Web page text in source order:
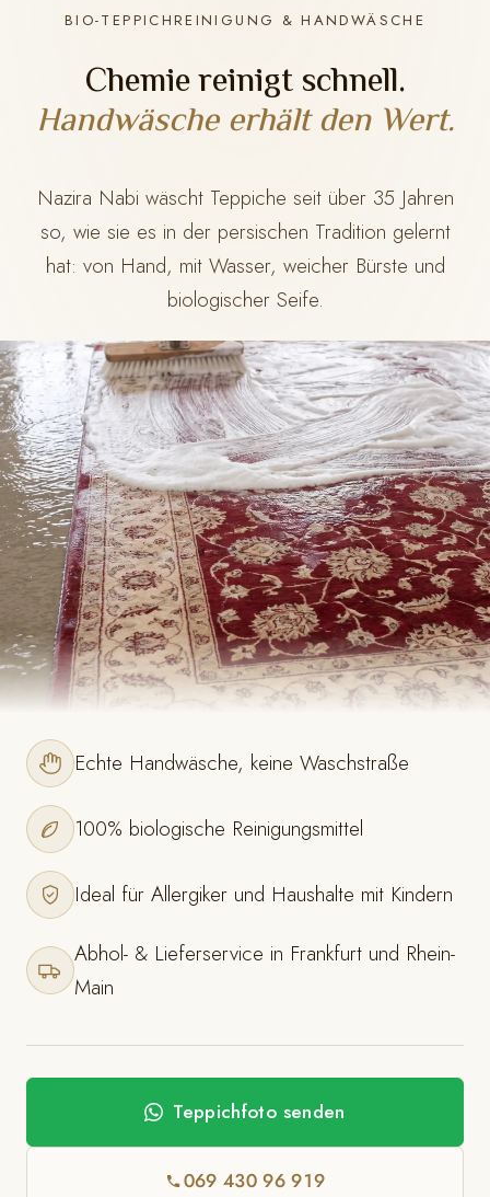
BIO-TEPPICHREINIGUNG & HANDWÄSCHE
Chemie reinigt schnell.
Handwäsche erhält den Wert.
Nazira Nabi wäscht Teppiche seit über 35 Jahren
so, wie sie es in der persischen Tradition gelernt
hat: von Hand, mit Wasser, weicher Bürste und
biologischer Seife.
Echte Handwäsche, keine Waschstraße
100% biologische Reinigungsmittel
Ideal für Allergiker und Haushalte mit Kindern
Abhol- & Lieferservice in Frankfurt und Rhein-
Main
Teppichfoto senden
069 430 96 919